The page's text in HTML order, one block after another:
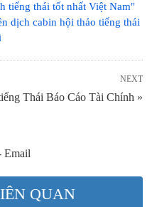
tiếng thái tốt nhất Việt Nam"
dịch cabin hội thảo tiếng thái
NEXT
Thái Báo Cáo Tài Chính »
Email
QUAN